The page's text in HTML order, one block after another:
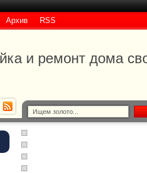
и ремонт дома
Архив RSS